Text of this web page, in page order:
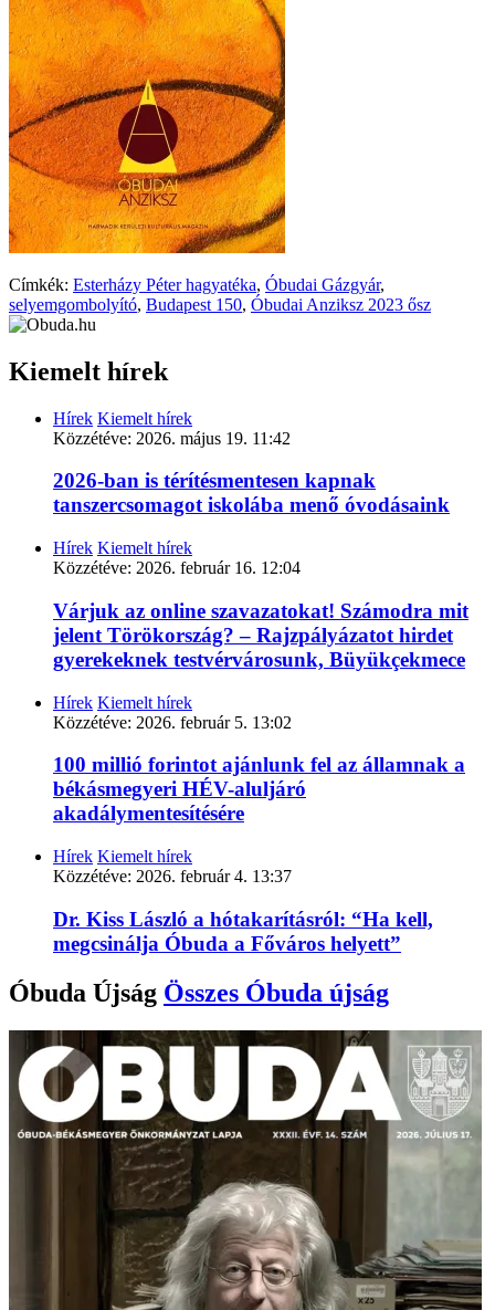
Címkék: Esterházy Péter hagyatéka, Óbudai Gázgyár,
selyemgombolyító, Budapest 150, Óbudai Anziksz 2023 ősz
Kiemelt hírek
Hírek Kiemelt hírek
Közzétéve: 2026. május 19. 11:42
2026-ban is térítésmentesen kapnak
tanszercsomagot iskolába menő óvodásaink
Hírek Kiemelt hírek
Közzétéve: 2026. február 16. 12:04
Várjuk az online szavazatokat! Számodra mit
jelent Törökország? – Rajzpályázatot hirdet
gyerekeknek testvérvárosunk, Büyükçekmece
Hírek Kiemelt hírek
Közzétéve: 2026. február 5. 13:02
100 millió forintot ajánlunk fel az államnak a
békásmegyeri HÉV-aluljáró
akadálymentesítésére
Hírek Kiemelt hírek
Közzétéve: 2026. február 4. 13:37
Dr. Kiss László a hótakarításról: “Ha kell,
megcsinálja Óbuda a Főváros helyett”
Óbuda Újság Összes Óbuda újság